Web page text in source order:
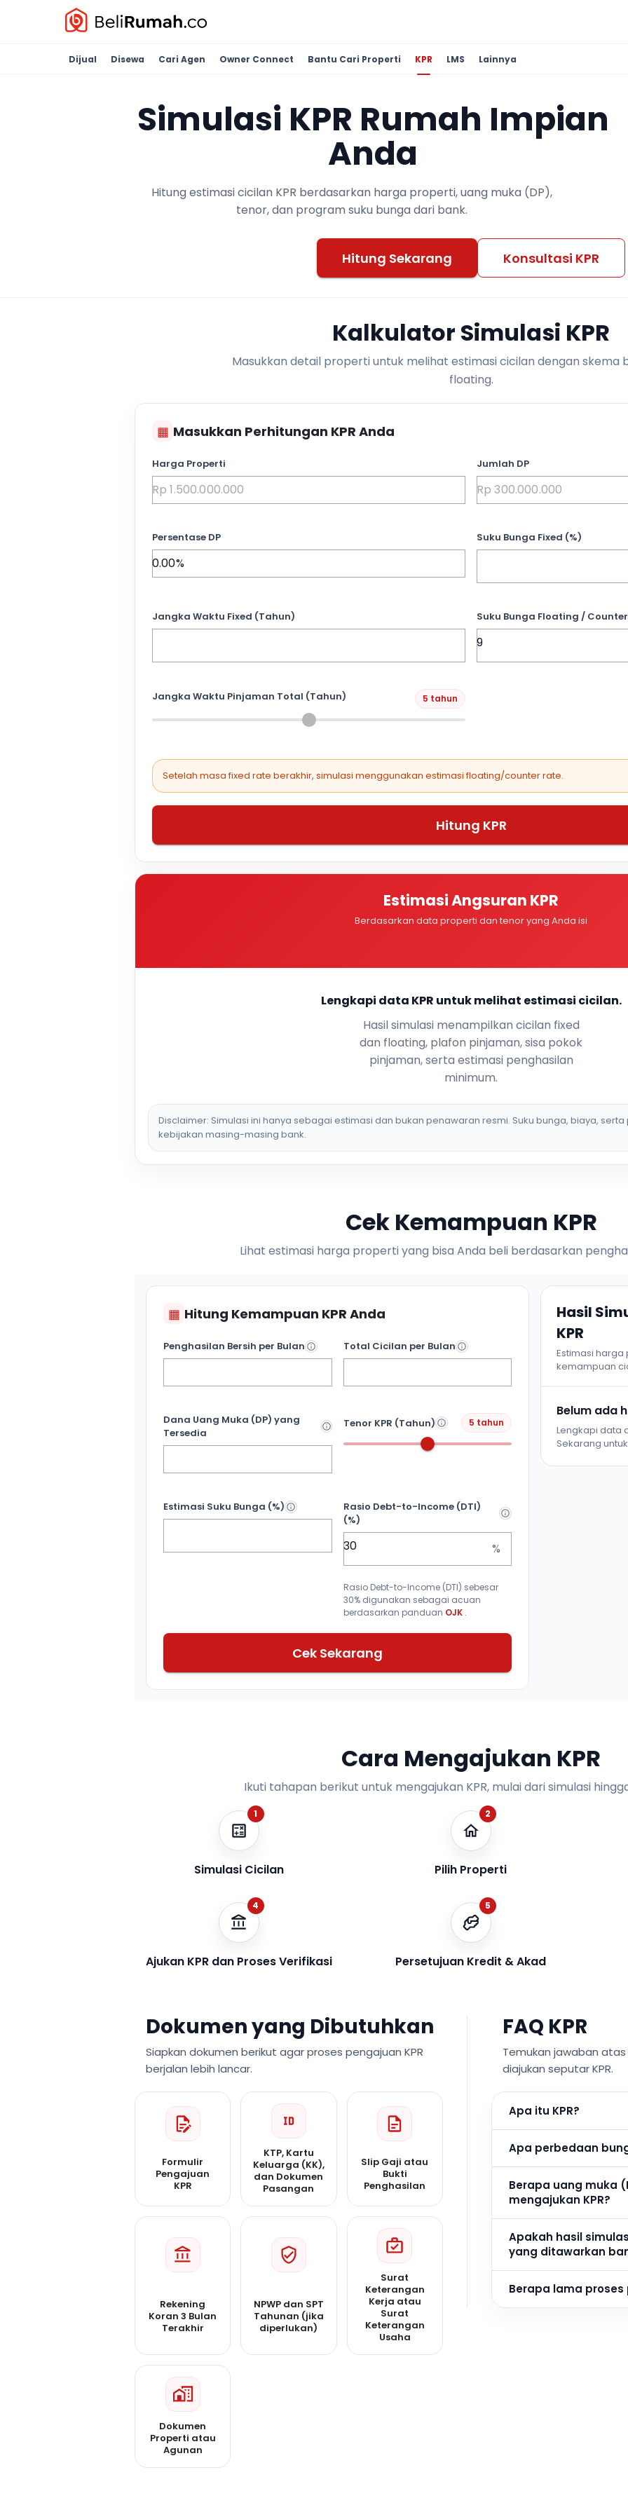
Dijual Disewa Cari Agen Owner Connect Bantu Cari Properti KPR LMS Lainnya
Simulasi KPR Rumah Impian
Anda
Hitung estimasi cicilan KPR berdasarkan harga properti, uang muka (DP),
tenor, dan program suku bunga dari bank.
Hitung Sekarang Konsultasi KPR
Kalkulator Simulasi KPR
Masukkan detail properti untuk melihat estimasi cicilan dengan skema
floating.
▦ Masukkan Perhitungan KPR Anda
Harga Properti Jumlah DP
Persentase DP Suku Bunga Fixed (%)
Jangka Waktu Fixed (Tahun) Suku Bunga Floating /
Jangka Waktu Pinjaman Total (Tahun) 5 tahun
Setelah masa fixed rate berakhir, simulasi menggunakan estimasi floating/counter rate.
Hitung KPR
Estimasi Angsuran KPR
Berdasarkan data properti dan tenor yang Anda isi
Lengkapi data KPR untuk melihat estimasi cicilan.
Hasil simulasi menampilkan cicilan fixed
dan floating, plafon pinjaman, sisa pokok
pinjaman, serta estimasi penghasilan
minimum.
Disclaimer: Simulasi ini hanya sebagai estimasi dan bukan penawaran resmi. Suku bunga, biaya,
kebijakan masing-masing bank.
Cek Kemampuan KPR
Lihat estimasi harga properti yang bisa Anda beli berdasarkan
▦ Hitung Kemampuan KPR Anda
Penghasilan Bersih per Bulan Total Cicilan per Bulan
Dana Uang Muka (DP) yang
Tersedia
Tenor KPR (Tahun) 5 tahun
Estimasi Suku Bunga (%)
Rasio Debt-to-Income (DTI)
(%)
%
Rasio Debt-to-Income (DTI) sebesar
30% digunakan sebagai acuan
berdasarkan panduan OJK .
Cek Sekarang
Hasil
KPR
Estimasi
kemampuan
Belum ada
Lengkapi data
Sekarang
Cara Mengajukan KPR
Ikuti tahapan berikut untuk mengajukan KPR, mulai dari simulasi
1
Simulasi Cicilan
2
Pilih Properti
4
Ajukan KPR dan Proses Verifikasi
5
Persetujuan Kredit & Akad
Dokumen yang Dibutuhkan
Siapkan dokumen berikut agar proses pengajuan KPR
berjalan lebih lancar.
Formulir
Pengajuan
KPR
KTP, Kartu
Keluarga (KK),
dan Dokumen
Pasangan
Slip Gaji atau
Bukti
Penghasilan
Rekening
Koran 3 Bulan
Terakhir
NPWP dan SPT
Tahunan (jika
diperlukan)
Surat
Keterangan
Kerja atau
Surat
Keterangan
Usaha
Dokumen
Properti atau
Agunan
FAQ KPR
Temukan jawaban
diajukan seputar KPR.
Apa itu KPR?
Apa perbedaan
Berapa uang muka
mengajukan KPR?
Apakah hasil
yang ditawarkan
Berapa lama proses